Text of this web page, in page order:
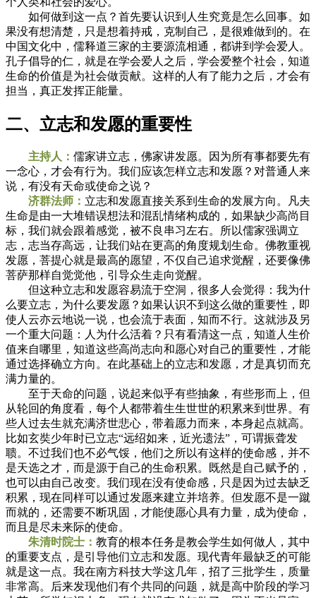
如何做到这一点？首先要认识到人生究竟是怎么回事。如
果没有想清楚，只是想着持戒，克制自己，是很难做到的。在
中国文化中，儒释道三家的主要源流相通，都讲到学会爱人。
孔子倡导的仁，就是在学会爱人之后，学会爱整个社会，知道
生命的价值是为社会做贡献。这样的人有了能力之后，才会有
担当，真正发挥正能量。
二、立志和发愿的重要性
主持人： 儒家讲立志，佛家讲发愿。因为所有事都要先有
一念心，才会有行为。我们应该怎样立志和发愿？对普通人来
说，有没有天命或使命之说？
济群法师： 立志和发愿直接关系到生命的发展方向。凡夫
生命是由一大堆错误想法和混乱情绪构成的，如果缺少高尚目
标，我们就会跟着感觉，被不良串习左右。所以儒家强调立
志，志当存高远，让我们站在更高的角度规划生命。佛教重视
发愿，菩提心就是最高的愿望，不仅自己追求觉醒，还要像佛
菩萨那样自觉觉他，引导众生走向觉醒。
但这种立志和发愿容易流于空洞，很多人会觉得：我为什
么要立志，为什么要发愿？如果认识不到这么做的重要性，即
使人云亦云地说一说，也会流于表面，知而不行。这就涉及另
一个重大问题：人为什么活着？只有看清这一点，知道人生价
值来自哪里，知道这些高尚志向和愿心对自己的重要性，才能
通过选择确立方向。在此基础上的立志和发愿，才是真切而充
满力量的。
至于天命的问题，说起来似乎有些抽象，有些形而上，但
从轮回的角度看，每个人都带着生生世世的积累来到世界。有
些人过去生就充满济世悲心，带着愿力而来，本身起点就高。
比如玄奘少年时已立志“远绍如来，近光遗法”，可谓振聋发
聩。不过我们也不必气馁，他们之所以有这样的使命感，并不
是天选之才，而是源于自己的生命积累。既然是自己赋予的，
也可以由自己改变。我们现在没有使命感，只是因为过去缺乏
积累，现在同样可以通过发愿来建立并培养。但发愿不是一蹴
而就的，还需要不断巩固，才能使愿心具有力量，成为使命，
而且是尽未来际的使命。
朱清时院士： 教育的根本任务是教会学生如何做人，其中
的重要支点，是引导他们立志和发愿。现代青年最缺乏的可能
就是这一点。我在南方科技大学这几年，招了三批学生，质量
非常高。后来发现他们有个共同的问题，就是高中阶段的学习